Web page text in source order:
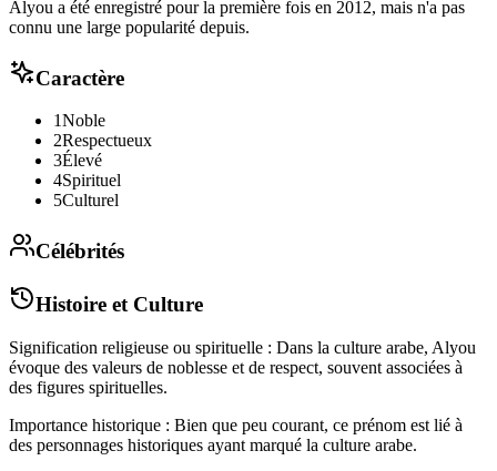
Alyou a été enregistré pour la première fois en 2012, mais n'a pas
connu une large popularité depuis.
Caractère
1Noble
2Respectueux
3Élevé
4Spirituel
5Culturel
Célébrités
Histoire et Culture
Signification religieuse ou spirituelle : Dans la culture arabe, Alyou
évoque des valeurs de noblesse et de respect, souvent associées à
des figures spirituelles.
Importance historique : Bien que peu courant, ce prénom est lié à
des personnages historiques ayant marqué la culture arabe.